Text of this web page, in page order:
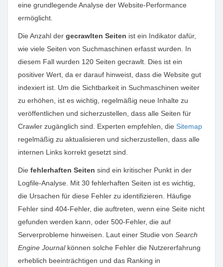
eine grundlegende Analyse der Website-Performance
ermöglicht.
Die Anzahl der gecrawlten Seiten ist ein Indikator dafür,
wie viele Seiten von Suchmaschinen erfasst wurden. In
diesem Fall wurden 120 Seiten gecrawlt. Dies ist ein
positiver Wert, da er darauf hinweist, dass die Website gut
indexiert ist. Um die Sichtbarkeit in Suchmaschinen weiter
zu erhöhen, ist es wichtig, regelmäßig neue Inhalte zu
veröffentlichen und sicherzustellen, dass alle Seiten für
Crawler zugänglich sind. Experten empfehlen, die Sitemap
regelmäßig zu aktualisieren und sicherzustellen, dass alle
internen Links korrekt gesetzt sind.
Die fehlerhaften Seiten sind ein kritischer Punkt in der
Logfile-Analyse. Mit 30 fehlerhaften Seiten ist es wichtig,
die Ursachen für diese Fehler zu identifizieren. Häufige
Fehler sind 404-Fehler, die auftreten, wenn eine Seite nicht
gefunden werden kann, oder 500-Fehler, die auf
Serverprobleme hinweisen. Laut einer Studie von Search
Engine Journalkönnen solche Fehler die Nutzererfahrung
erheblich beeinträchtigen und das Ranking in